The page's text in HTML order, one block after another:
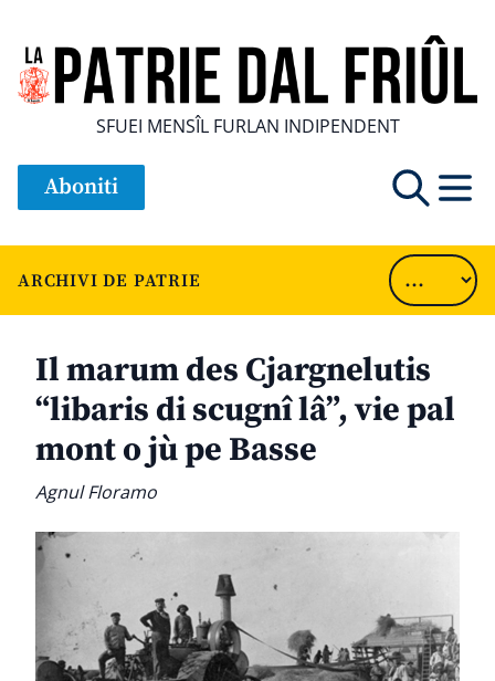
SFUEI MENSÎL FURLAN INDIPENDENT
Aboniti
ARCHIVI DE PATRIE
Il marum des Cjargnelutis
“libaris di scugnî lâ”, vie pal
mont o jù pe Basse
Agnul Floramo